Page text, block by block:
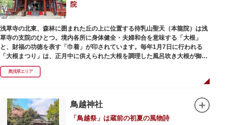
院
浅草寺の北東、森林に囲まれた丘の上に位置する待乳山聖天（本龍院）は浅
草寺の支院のひとつ。境内各所に身体健全・夫婦和合を意味する「大根」
と、財福の功徳を表す「巾着」が印されています。毎年1月7日に行われる
「大根まつり」は、正月中に供えられた大根を調理した風呂吹き大根が御神
酒とともに参拝者に振る舞われるイベント。聖天様のお下がりの大根をいた
だくことで、心身健康のご利益があるそうです。
養する最高の祈祷法。心願成就の力があると考えられており、依頼すると7
日間毎朝祈祷していただけます。また、浅草名所七福神のひとつとしても知
られ、毘沙門天が祀られています。
奥浅草エリア
鳥越神社
「鳥越祭」は蔵前の初夏の風物詩